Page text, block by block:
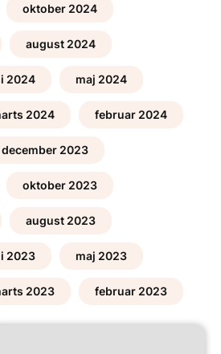
oktober 2024
august 2024
2024 maj 2024
2024 februar 2024
december 2023
oktober 2023
august 2023
2023 maj 2023
2023 februar 2023